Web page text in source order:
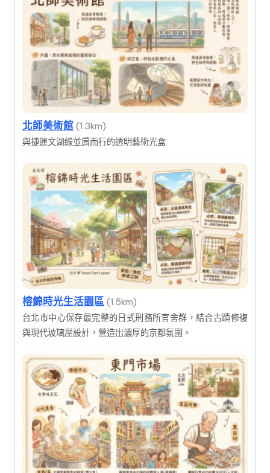
北師美術館 (1.3km)
與捷運文湖線並肩而行的透明藝術光盒
榕錦時光生活園區 (1.5km)
台北市中心保存最完整的日式刑務所官舍群，結合古蹟修復
與現代玻璃屋設計，營造出濃厚的京都氛圍。